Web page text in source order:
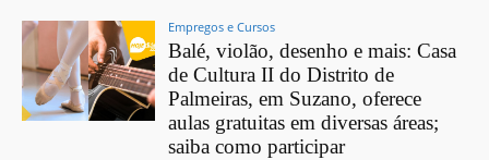
Empregos e Cursos
Balé, violão, desenho e mais: Casa
de Cultura II do Distrito de
Palmeiras, em Suzano, oferece
aulas gratuitas em diversas áreas;
saiba como participar